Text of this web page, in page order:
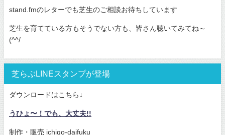
stand.fmのレターでも芝生のご相談お待ちしています
芝生を育てている方もそうでない方も、皆さん聴いてみてね～
(^^/
芝らぶLINEスタンプが登場
ダウンロードはこちら↓
うひょ〜！でも、大丈夫!!
制作・販売 ichigo-daifuku